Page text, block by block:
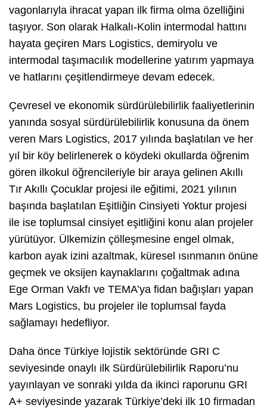
vagonlarıyla ihracat yapan ilk firma olma özelliğini
taşıyor. Son olarak Halkalı-Kolin intermodal hattını
hayata geçiren Mars Logistics, demiryolu ve
intermodal taşımacılık modellerine yatırım yapmaya
ve hatlarını çeşitlendirmeye devam edecek.
Çevresel ve ekonomik sürdürülebilirlik faaliyetlerinin
yanında sosyal sürdürülebilirlik konusuna da önem
veren Mars Logistics, 2017 yılında başlatılan ve her
yıl bir köy belirlenerek o köydeki okullarda öğrenim
gören ilkokul öğrencileriyle bir araya gelinen Akıllı
Tır Akıllı Çocuklar projesi ile eğitimi, 2021 yılının
başında başlatılan Eşitliğin Cinsiyeti Yoktur projesi
ile ise toplumsal cinsiyet eşitliğini konu alan projeler
yürütüyor. Ülkemizin çölleşmesine engel olmak,
karbon ayak izini azaltmak, küresel ısınmanın önüne
geçmek ve oksijen kaynaklarını çoğaltmak adına
Ege Orman Vakfı ve TEMA’ya fidan bağışları yapan
Mars Logistics, bu projeler ile toplumsal fayda
sağlamayı hedefliyor.
Daha önce Türkiye lojistik sektöründe GRI C
seviyesinde onaylı ilk Sürdürülebilirlik Raporu’nu
yayınlayan ve sonraki yılda da ikinci raporunu GRI
A+ seviyesinde yazarak Türkiye’deki ilk 10 firmadan